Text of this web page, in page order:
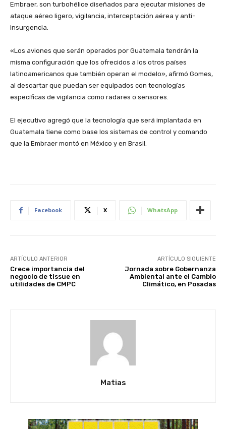
Embraer, son turbohélice diseñados para ejecutar misiones de
ataque aéreo ligero, vigilancia, interceptación aérea y anti-
insurgencia.
«Los aviones que serán operados por Guatemala tendrán la
misma configuración que los ofrecidos a los otros países
latinoamericanos que también operan el modelo», afirmó Gomes,
al descartar que puedan ser equipados con tecnologías
específicas de vigilancia como radares o sensores.
El ejecutivo agregó que la tecnología que será implantada en
Guatemala tiene como base los sistemas de control y comando
que la Embraer montó en México y en Brasil.
Facebook X WhatsApp
ARTÍCULO ANTERIOR
Crece importancia del
negocio de tissue en
utilidades de CMPC
ARTÍCULO SIGUIENTE
Jornada sobre Gobernanza
Ambiental ante el Cambio
Climático, en Posadas
Matias